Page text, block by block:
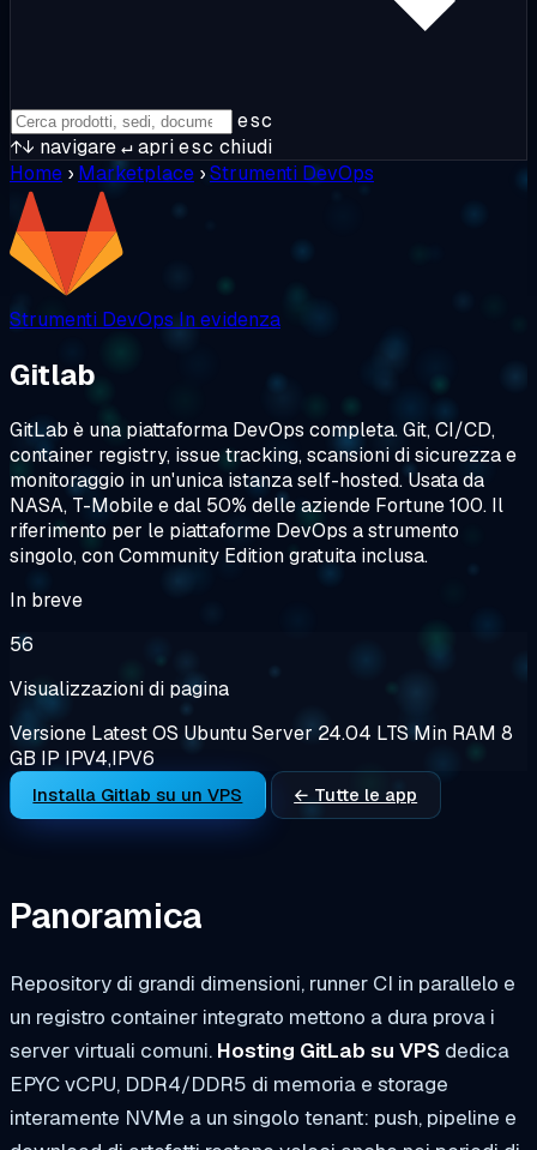
esc
↑↓ navigare↵apriesc chiudi
Home › Marketplace ›Strumenti DevOps
Strumenti DevOps In evidenza
Gitlab
GitLab è una piattaforma DevOps completa. Git, CI/CD,
container registry, issue tracking, scansioni di sicurezza e
monitoraggio in un'unica istanza self-hosted. Usata da
NASA, T-Mobile e dal 50% delle aziende Fortune 100. Il
riferimento per le piattaforme DevOps a strumento
singolo, con Community Edition gratuita inclusa.
In breve
56
Visualizzazioni di pagina
Versione LatestOS Ubuntu Server 24.04 LTS Min RAM 8
GB IP IPV4,IPV6
Installa Gitlab su un VPS ← Tutte le app
Panoramica
Repository di grandi dimensioni, runner CI in parallelo e
un registro container integrato mettono a dura prova i
server virtuali comuni. Hosting GitLab su VPS dedica
EPYC vCPU, DDR4/DDR5 di memoria e storage
interamente NVMe a un singolo tenant: push, pipeline e